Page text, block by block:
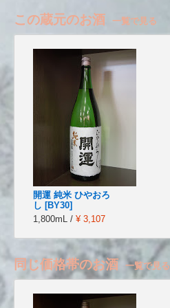
この蔵元のお酒 一覧で見る
開運 純米 ひやおろ
し [BY30]
1,800mL / ¥ 3,107
同じ価格帯のお酒 一覧で見る